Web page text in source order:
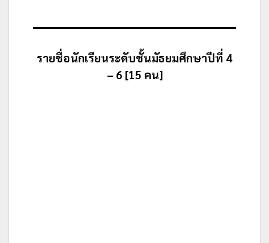
รายชื่อนักเรียนระดับชั้นมัธยมศึกษาปีที่ 4
– 6 [15 คน]